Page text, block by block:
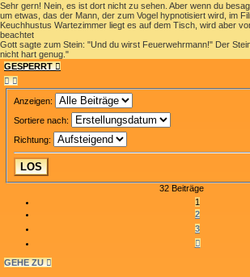
Sehr gern! Nein, es ist dort nicht zu sehen. Aber wenn du
um etwas, das der Mann, der zum Vogel hypnotisiert wird, im
Keuchhustus Wartezimmer liegt es auf dem Tisch, wird aber
beachtet
Gott sagte zum Stein: "Und du wirst Feuerwehrmann!" Der
nicht hart genug."
GESPERRT
Anzeigen:
Sortiere nach:
Richtung:
32 Beiträge
1
2
3
NÄCHSTE
GEHE ZU